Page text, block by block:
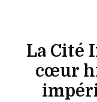
La Cité
cœur